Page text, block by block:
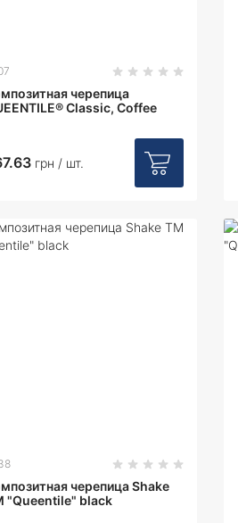
черепица
Classic, Coffee
грн / шт.
черепица Shake
"Queentile" black